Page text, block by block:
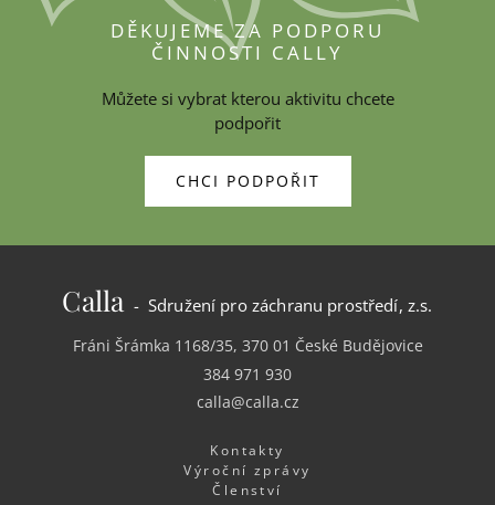
DĚKUJEME ZA PODPORU
ČINNOSTI CALLY
Můžete si vybrat kterou aktivitu chcete
podpořit
CHCI PODPOŘIT
Calla- Sdružení pro záchranu prostředí, z.s.
Fráni Šrámka 1168/35, 370 01 České Budějovice
384 971 930
calla@calla.cz
Kontakty
Výroční zprávy
Členství